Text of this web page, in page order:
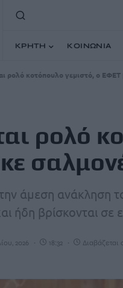
ΚΡΗΤΗ ΚΟΙΝΩΝΙΑ
ρολό κοτόπουλο γεμιστό, ο
ρολό
άμεση ανάκληση
ήδη βρίσκονται σε
2026 18:32 Διαβάζεται